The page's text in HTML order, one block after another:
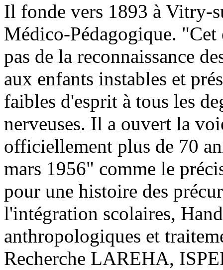
Il fonde vers 1893 à Vitry-
Médico-Pédagogique.
pas de la reconnaissance
aux enfants instables et
faibles d'esprit à tous les
nerveuses. Il a ouvert la
officiellement plus de 70
mars 1956" comme le
pour une histoire des
l'intégration scolaires,
anthropologiques et
Recherche LAREHA,